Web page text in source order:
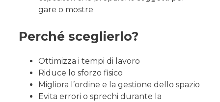
gare o mostre
Perché sceglierlo?
Ottimizza i tempi di lavoro
Riduce lo sforzo fisico
Migliora l’ordine e la gestione dello spazio
Evita errori o sprechi durante la